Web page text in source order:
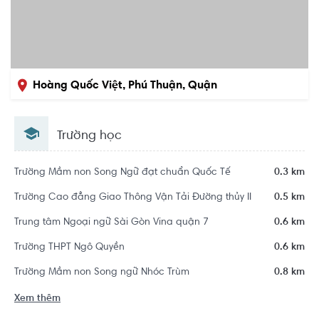
Hoàng Quốc Việt, Phú Thuận, Quận
Trường học
Trường Mầm non Song Ngữ đạt chuẩn Quốc Tế 0.3 km
Trường Cao đẳng Giao Thông Vận Tải Đường thủy II 0.5 km
Trung tâm Ngoại ngữ Sài Gòn Vina quận 7 0.6 km
Trường THPT Ngô Quyền 0.6 km
Trường Mầm non Song ngữ Nhóc Trùm 0.8 km
Xem thêm